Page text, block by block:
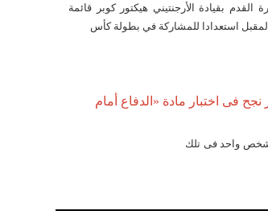
بقيادة الأرجنتيني هيكتور كوبر قائمة
استعدادا للمشاركة في بطولة كأس
فى اختبار مادة «الدفاع أمام
شخص واحد فى تلك